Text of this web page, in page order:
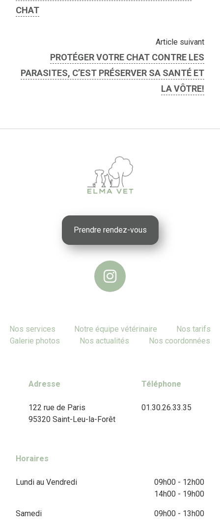
CHAT
Article suivant
PROTÉGER VOTRE CHAT CONTRE LES
PARASITES, C’EST PRÉSERVER SA SANTÉ ET
LA VÔTRE!
Prendre rendez-vous
Nos services Notre équipe vétérinaire
Nos tarifs
Galerie photos
Nos actualités Nos coordonnées
Adresse
122 rue de Paris
95320 Saint-Leu-la-Forêt
Téléphone
01.30.26.33.35
Horaires
Lundi au Vendredi
09h00 - 12h00
14h00 - 19h00
Samedi 09h00 - 13h00